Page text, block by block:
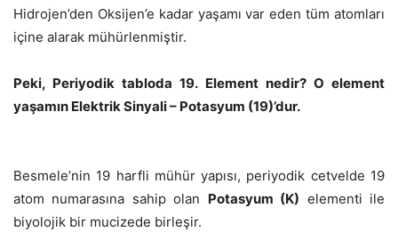
Hidrojen’den Oksijen’e kadar yaşamı var eden tüm atomları
içine alarak mühürlenmiştir.
Peki, Periyodik tabloda 19. Element nedir? O element
yaşamın Elektrik Sinyali – Potasyum (19)’dur.
Besmele’nin 19 harfli mühür yapısı, periyodik cetvelde 19
atom numarasına sahip olan Potasyum (K) elementi ile
biyolojik bir mucizede birleşir.